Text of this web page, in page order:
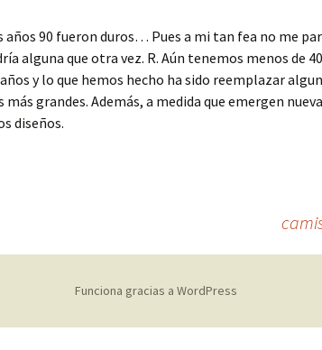
años 90 fueron duros… Pues a mi tan fea no me
alguna que otra vez. R. Aún tenemos menos de
y lo que hemos hecho ha sido reemplazar
grandes. Además, a medida que emergen
diseños.
Funciona gracias a WordPress